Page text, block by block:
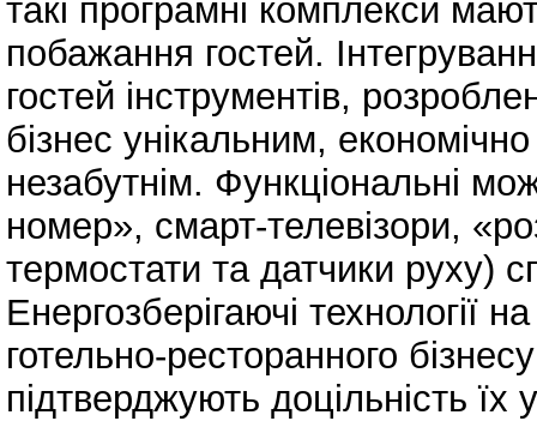
такі програмні комплекси
побажання гостей.
гостей інструментів,
бізнес унікальним,
незабутнім. Функціональні
номер», смарт-телевізори,
термостати та датчики руху)
Енергозберігаючі технології
готельно-ресторанного
підтверджують доцільність